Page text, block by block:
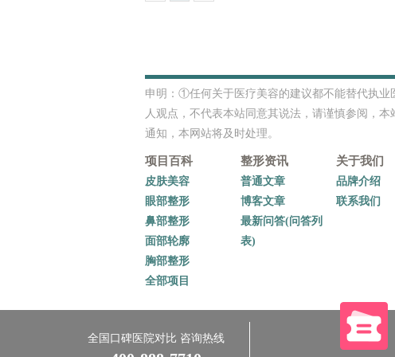
申明：①任何关于医疗美容的建议都不能替代执业
人观点，不代表本站同意其说法，请谨慎参阅，
通知，本网站将及时处理。
项目百科
皮肤美容
眼部整形
鼻部整形
面部轮廓
胸部整形
全部项目
整形资讯
普通文章
博客文章
最新问答(问答列
表)
关于我们
品牌介绍
联系我们
全国口碑医院对比 咨询热线